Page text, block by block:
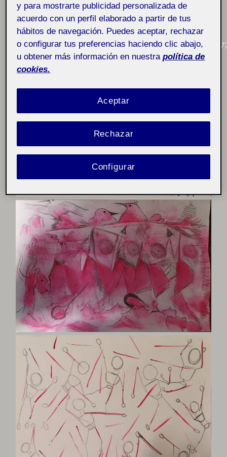
Un
saludohttps://materials.campus.uoc.edu/cdocent/
y para mostrarte publicidad personalizada de
acuerdo con un perfil elaborado a partir de tus
hábitos de navegación. Puedes aceptar, rechazar
o configurar tus preferencias haciendo clic abajo,
u obtener más información en nuestra política de
cookies.
Rechazar
Aceptar
Configurar